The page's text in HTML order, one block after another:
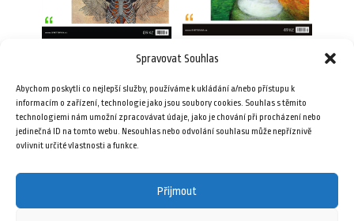
Spravovat Souhlas
Abychom poskytli co nejlepší služby, používáme k ukládání a/nebo přístupu k
informacím o zařízení, technologie jako jsou soubory cookies. Souhlas s těmito
technologiemi nám umožní zpracovávat údaje, jako je chování při procházení nebo
jedinečná ID na tomto webu. Nesouhlas nebo odvolání souhlasu může nepříznivě
ovlivnit určité vlastnosti a funkce.
Přijmout
69,00Kč
Přidat do košíku
Plav 1/2010
49,00Kč
Přidat do košíku